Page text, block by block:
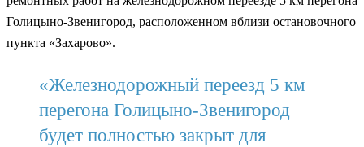
Голицыно-Звенигород, расположенном вблизи остановочного
пункта «Захарово».
«Железнодорожный переезд 5 км
перегона Голицыно-Звенигород
будет полностью закрыт для